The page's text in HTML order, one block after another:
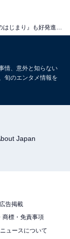
主演ドラマ『海のはじまり』も好発進！ カメレオン俳優・目黒蓮の魅力を元テレビ局スタッフが徹底解説
情、意外と知らない
旬のエンタメ情報を
Japan
広告掲載
商標・免責事項
ュースについて